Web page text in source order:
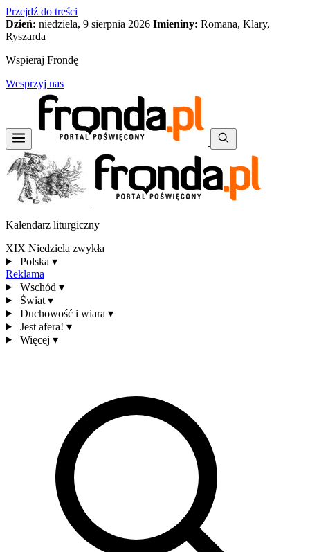
Przejdź do treści
Dzień: niedziela, 9 sierpnia 2026 Imieniny: Romana, Klary,
Ryszarda
Wspieraj Frondę
Wesprzyj nas
Kalendarz liturgiczny
XIX Niedziela zwykła
Polska ▾
Reklama
Wschód ▾
Świat ▾
Duchowość i wiara ▾
Jest afera! ▾
Więcej ▾